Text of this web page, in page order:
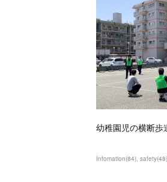
幼稚園児の横断歩
Infomation(84) safety(48)